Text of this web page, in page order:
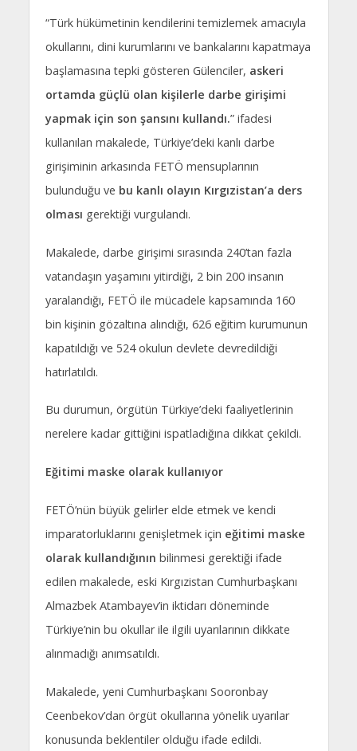
“Türk hükümetinin kendilerini temizlemek amacıyla
okullarını, dini kurumlarını ve bankalarını kapatmaya
başlamasına tepki gösteren Gülenciler, askeri
ortamda güçlü olan kişilerle darbe girişimi
yapmak için son şansını kullandı.” ifadesi
kullanılan makalede, Türkiye’deki kanlı darbe
girişiminin arkasında FETÖ mensuplarının
bulunduğu ve bu kanlı olayın Kırgızistan’a ders
olması gerektiği vurgulandı.
Makalede, darbe girişimi sırasında 240’tan fazla
vatandaşın yaşamını yitirdiği, 2 bin 200 insanın
yaralandığı, FETÖ ile mücadele kapsamında 160
bin kişinin gözaltına alındığı, 626 eğitim kurumunun
kapatıldığı ve 524 okulun devlete devredildiği
hatırlatıldı.
Bu durumun, örgütün Türkiye’deki faaliyetlerinin
nerelere kadar gittiğini ispatladığına dikkat çekildi.
Eğitimi maske olarak kullanıyor
FETÖ’nün büyük gelirler elde etmek ve kendi
imparatorluklarını genişletmek için eğitimi maske
olarak kullandığının bilinmesi gerektiği ifade
edilen makalede, eski Kırgızistan Cumhurbaşkanı
Almazbek Atambayev’in iktidarı döneminde
Türkiye’nin bu okullar ile ilgili uyarılarının dikkate
alınmadığı anımsatıldı.
Makalede, yeni Cumhurbaşkanı Sooronbay
Ceenbekov’dan örgüt okullarına yönelik uyarılar
konusunda beklentiler olduğu ifade edildi.